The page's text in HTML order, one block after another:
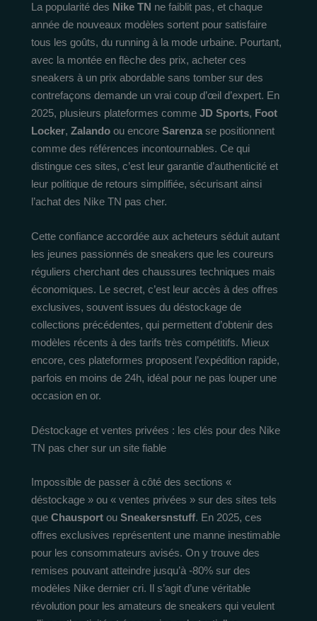
La popularité des Nike TN ne faiblit pas, et chaque
année de nouveaux modèles sortent pour satisfaire
tous les goûts, du running à la mode urbaine. Pourtant,
avec la montée en flèche des prix, acheter ces
sneakers à un prix abordable sans tomber sur des
contrefaçons demande un vrai coup d’œil d’expert. En
2025, plusieurs plateformes comme JD Sports, Foot
Locker, Zalando ou encore Sarenzase positionnent
comme des références incontournables. Ce qui
distingue ces sites, c’est leur garantie d’authenticité et
leur politique de retours simplifiée, sécurisant ainsi
l’achat des Nike TN pas cher.
Cette confiance accordée aux acheteurs séduit autant
les jeunes passionnés de sneakers que les coureurs
réguliers cherchant des chaussures techniques mais
économiques. Le secret, c’est leur accès à des offres
exclusives, souvent issues du déstockage de
collections précédentes, qui permettent d’obtenir des
modèles récents à des tarifs très compétitifs. Mieux
encore, ces plateformes proposent l’expédition rapide,
parfois en moins de 24h, idéal pour ne pas louper une
occasion en or.
Déstockage et ventes privées : les clés pour des Nike
TN pas cher sur un site fiable
Impossible de passer à côté des sections «
déstockage » ou « ventes privées » sur des sites tels
que Chausport ou Sneakersnstuff. En 2025, ces
offres exclusives représentent une manne inestimable
pour les consommateurs avisés. On y trouve des
remises pouvant atteindre jusqu’à -80% sur des
modèles Nike dernier cri. Il s’agit d’une véritable
révolution pour les amateurs de sneakers qui veulent